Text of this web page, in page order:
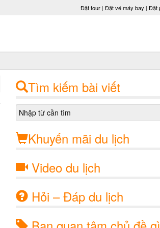
Đặt tour | Đặt vé máy bay | Đặt
Tìm kiếm bài viết
Khuyến mãi du lịch
Video du lịch
Hỏi – Đáp du lịch